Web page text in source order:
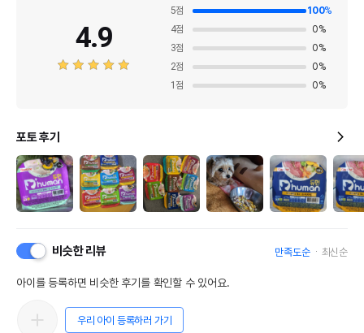
4.9
5점 100%
4점 0%
3점 0%
2점 0%
1 점 0%
포토 후기
비슷한 리뷰 만족도순 최신순
아이를 등록하면 비슷한 후기를 확인할 수 있어요.
우리 아이 등록하러 가기